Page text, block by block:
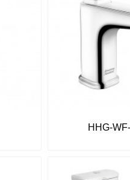
HHG-
tại Quảng